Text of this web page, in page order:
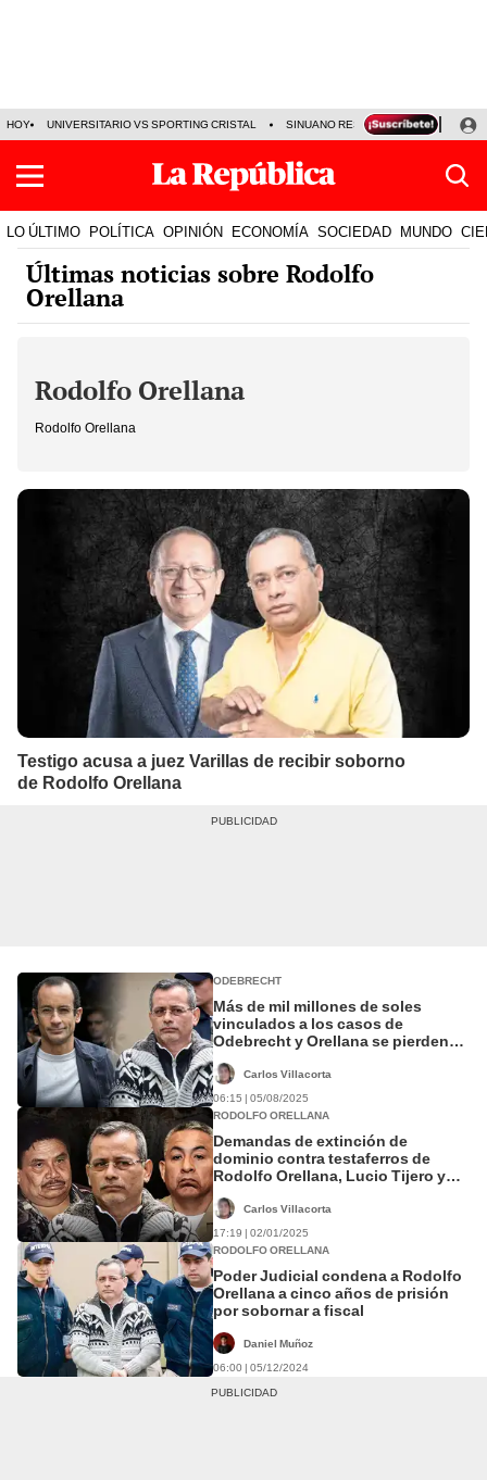
HOY UNIVERSITARIO VS SPORTING CRISTAL SINUANO RESULTADOS HOY
LO ÚLTIMO POLÍTICA OPINIÓN ECONOMÍA SOCIEDAD MUNDO
Últimas noticias sobre Rodolfo
Orellana
Rodolfo Orellana
Rodolfo Orellana
Testigo acusa a juez Varillas de recibir soborno
de Rodolfo Orellana
ODEBRECHT
Más de mil millones de soles
vinculados a los casos de
Odebrecht y Orellana se pierden
Carlos Villacorta
06:15 | 05/08/2025
RODOLFO ORELLANA
Demandas de extinción de
dominio contra testaferros de
Rodolfo Orellana, Lucio Tijero y
archivadas
Carlos Villacorta
17:19 | 02/01/2025
RODOLFO ORELLANA
Poder Judicial condena a Rodolfo
Orellana a cinco años de prisión
por sobornar a fiscal
Daniel Muñoz
06:00 | 05/12/2024